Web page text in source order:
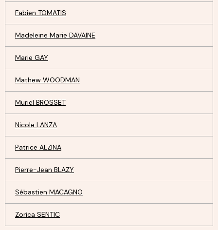
Fabien TOMATIS
Madeleine Marie DAVAINE
Marie GAY
Mathew WOODMAN
Muriel BROSSET
Nicole LANZA
Patrice ALZINA
Pierre-Jean BLAZY
Sébastien MACAGNO
Zorica SENTIC